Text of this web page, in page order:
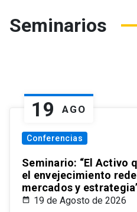
Seminarios
19 AGO
Conferencias
Seminario: “El Activo
el envejecimiento
mercados y
19 de Agosto de 2026